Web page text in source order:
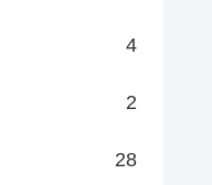
4
2
28